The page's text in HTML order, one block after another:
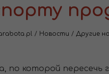
/ Новости /Другие
по которой пересечь